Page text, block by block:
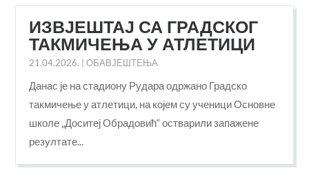
ИЗВЈЕШТАЈ СА ГРАДСКОГ
ТАКМИЧЕЊА У АТЛЕТИЦИ
21.04.2026. |ОБАВЈЕШТЕЊА
Данас је на стадиону Рудара одржано Градско
такмичење у атлетици, на којем су ученици Основне
школе „Доситеј Обрадовић“ остварили запажене
резултате...